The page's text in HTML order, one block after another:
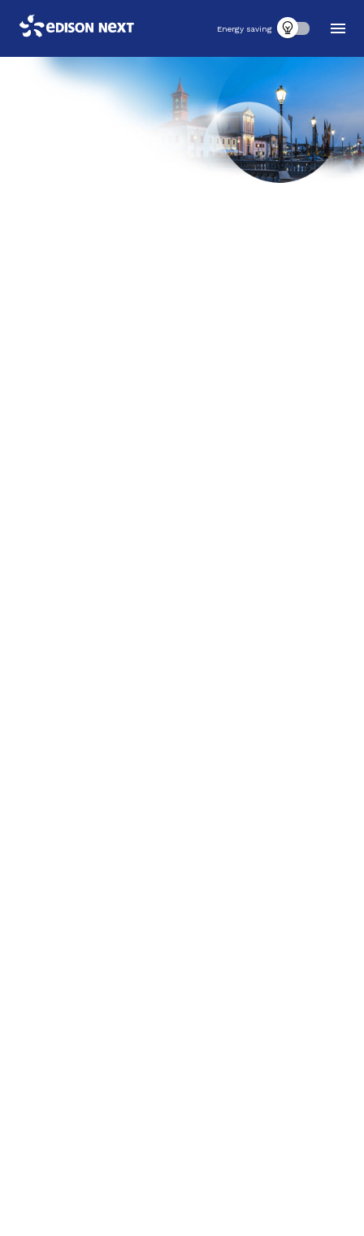
Energy saving